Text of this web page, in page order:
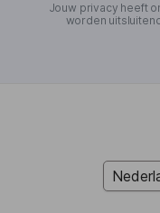
Jouw privacy heeft
worden